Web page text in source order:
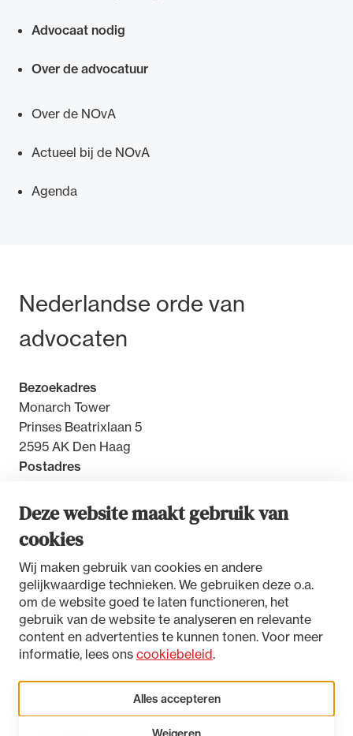
Deze website maakt gebruik van
cookies
Wij maken gebruik van cookies en andere
gelijkwaardige technieken. We gebruiken deze o.a.
om de website goed te laten functioneren, het
gebruik van de website te analyseren en relevante
content en advertenties te kunnen tonen. Voor meer
informatie, lees ons cookiebeleid.
Alles accepteren
Advocaat nodig
Over de advocatuur
Over de NOvA
Actueel bij de NOvA
Agenda
Bezoek- en postadres
Nederlandse orde van
advocaten
Bezoekadres
Monarch Tower
Prinses Beatrixlaan 5
2595 AK Den Haag
Postadres
2500 GW Den Haag
Toegankelijkheidsverklaring
Disclaimer